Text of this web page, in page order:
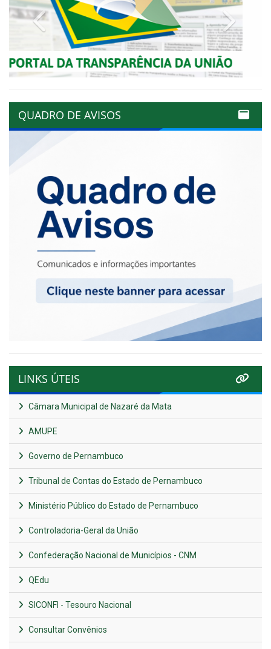
Previous
QUADRO DE AVISOS
LINKS ÚTEIS
Câmara Municipal de Nazaré da Mata
AMUPE
Governo de Pernambuco
Tribunal de Contas do Estado de Pernambuco
Ministério Público do Estado de Pernambuco
Controladoria-Geral da União
Confederação Nacional de Municípios - CNM
QEdu
SICONFI - Tesouro Nacional
Consultar Convênios